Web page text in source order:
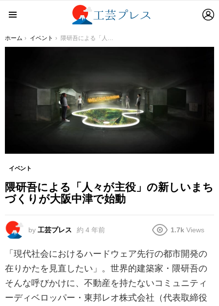
You are here:
ホーム イベント 隈研吾による「人々が主役」の新しいまちづくりが大阪中津で始動
イベント
隈研吾による「人々が主役」の新しいまち
づくりが大阪中津で始動
by 工芸プレス 約 4 年前 1.7k Views
「現代社会におけるハードウェア先⾏の都市開発の
在りかたを⾒直したい」。世界的建築家・隈研吾の
そんな呼びかけに、不動産を持たないコミュニティ
ーディベロッパー・東邦レオ株式会社（代表取締役